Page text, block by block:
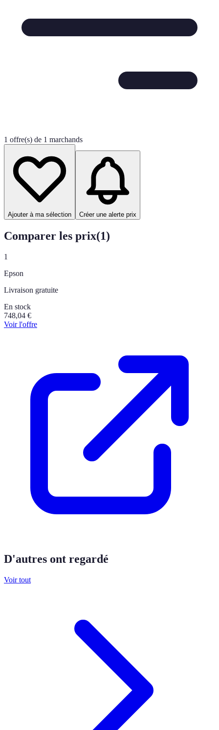
1 offre(s) de 1 marchands
Ajouter à ma sélection Créer une alerte prix
Comparer les prix(1)
1
Epson
Livraison gratuite
En stock
748,04 €
Voir l'offre
D'autres ont regardé
Voir tout